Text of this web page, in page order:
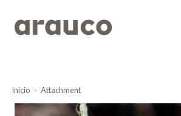
Inicio Attachment